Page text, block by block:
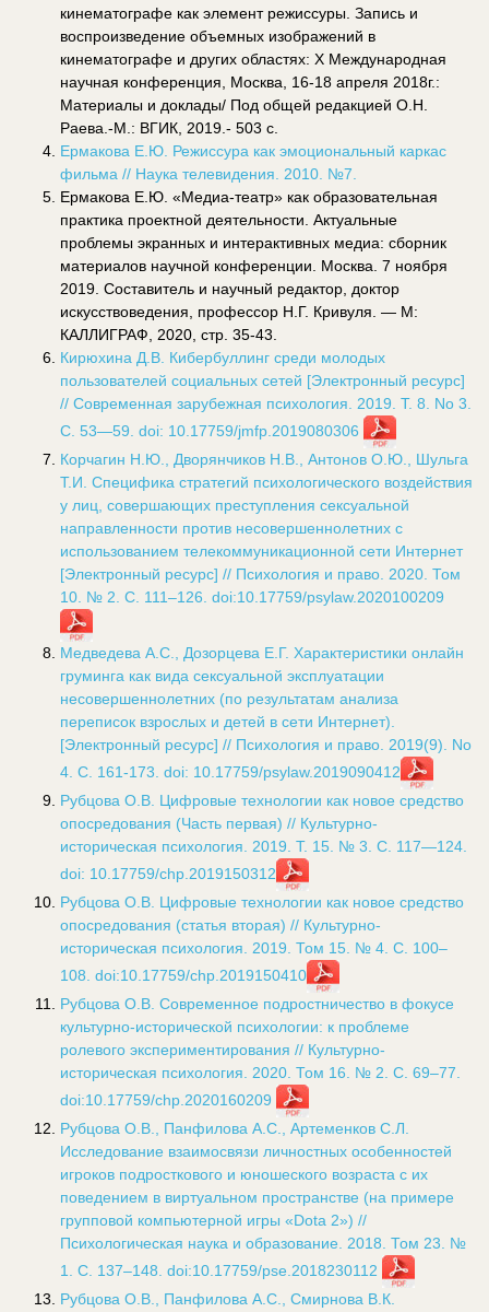
кинематографе как элемент режиссуры. Запись и
воспроизведение объемных изображений в
кинематографе и других областях: X Международная
научная конференция, Москва, 16-18 апреля 2018г.:
Материалы и доклады/ Под общей редакцией О.Н.
Раева.-М.: ВГИК, 2019.- 503 с.
Ермакова Е.Ю. Режиссура как эмоциональный каркас
фильма // Наука телевидения. 2010. №7.
Ермакова Е.Ю. «Медиа-театр» как образовательная
практика проектной деятельности. Актуальные
проблемы экранных и интерактивных медиа: сборник
материалов научной конференции. Москва. 7 ноября
2019. Составитель и научный редактор, доктор
искусствоведения, профессор Н.Г. Кривуля. — М:
КАЛЛИГРАФ, 2020, cтр. 35-43.
Кирюхина Д.В. Кибербуллинг среди молодых
пользователей социальных сетей [Электронный ресурс]
// Современная зарубежная психология. 2019. Т. 8. No 3.
С. 53—59. doi: 10.17759/jmfp.2019080306
Корчагин Н.Ю., Дворянчиков Н.В., Антонов О.Ю., Шульга
Т.И. Специфика стратегий психологического воздействия
у лиц, совершающих преступления сексуальной
направленности против несовершеннолетних с
использованием телекоммуникационной сети Интернет
[Электронный ресурс] // Психология и право. 2020. Том
10. № 2. С. 111–126. doi:10.17759/psylaw.2020100209
Медведева А.С., Дозорцева Е.Г. Характеристики онлайн
груминга как вида сексуальной эксплуатации
несовершеннолетних (по результатам анализа
переписок взрослых и детей в сети Интернет).
[Электронный ресурс] // Психология и право. 2019(9). No
4. С. 161-173. doi: 10.17759/psylaw.2019090412
Рубцова О.В. Цифровые технологии как новое средство
опосредования (Часть первая) // Культурно-
историческая психология. 2019. Т. 15. № 3. С. 117—124.
doi: 10.17759/chp.2019150312
Рубцова О.В. Цифровые технологии как новое средство
опосредования (статья вторая) // Культурно-
историческая психология. 2019. Том 15. № 4. С. 100–
108. doi:10.17759/chp.2019150410
Рубцова О.В. Современное подростничество в фокусе
культурно-исторической психологии: к проблеме
ролевого экспериментирования // Культурно-
историческая психология. 2020. Том 16. № 2. С. 69–77.
doi:10.17759/chp.2020160209
Рубцова О.В., Панфилова А.С., Артеменков С.Л.
Исследование взаимосвязи личностных особенностей
игроков подросткового и юношеского возраста с их
поведением в виртуальном пространстве (на примере
групповой компьютерной игры «Dota 2») //
Психологическая наука и образование. 2018. Том 23. №
1. С. 137–148. doi:10.17759/pse.2018230112
Рубцова О.В., Панфилова А.С., Смирнова В.К.